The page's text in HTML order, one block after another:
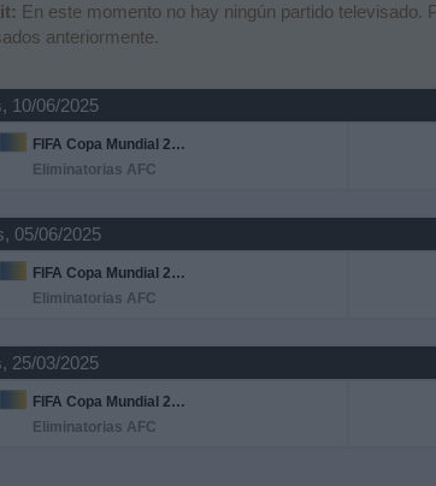
En este momento no hay ningún partido televisado.
anteriormente.
10/06/2025
FIFA Copa Mundial 2026
Eliminatorias AFC
05/06/2025
FIFA Copa Mundial 2026
Eliminatorias AFC
25/03/2025
FIFA Copa Mundial 2026
Eliminatorias AFC